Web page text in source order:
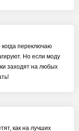
переключаю
Но если моду
заходят на любых
как на лучших